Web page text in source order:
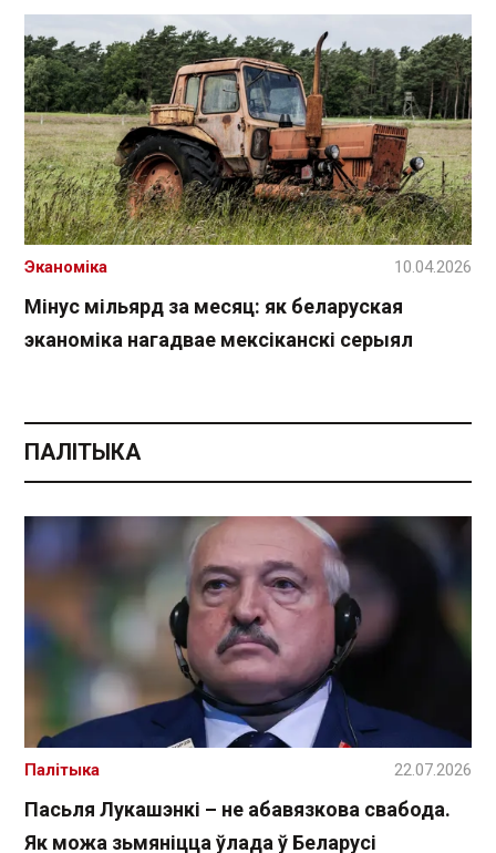
Мінус мільярд за месяц: як беларуская
эканоміка нагадвае мексіканскі серыял
Эканоміка 10.04.2026
ПАЛІТЫКА
Пасьля Лукашэнкі – не абавязкова свабода.
Як можа зьмяніцца ўлада ў Беларусі
Палітыка 22.07.2026